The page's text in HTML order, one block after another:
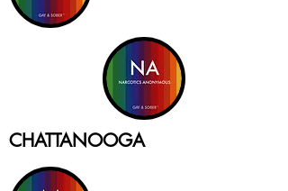
CHATTANOOGA